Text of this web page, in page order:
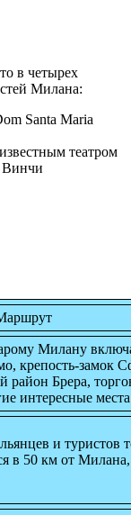
в четырех
Милана:
Santa Maria
театром
Винчи
Милану
крепость-замок
район Брера,
интересные
и туристов
в 50 км от